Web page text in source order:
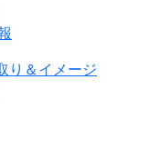
り＆イメージ